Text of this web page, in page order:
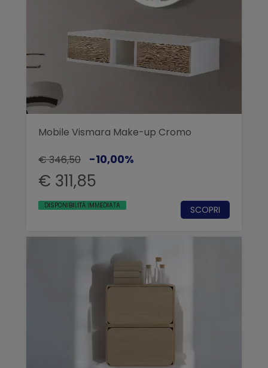
qualità.
Mobile Vismara Make-up Cromo
€ 346,50
-10,00%
€ 311,85
DISPONIBILITÀ IMMEDIATA SCOPRI